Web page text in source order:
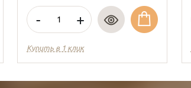
- +
Купить в 1 клик